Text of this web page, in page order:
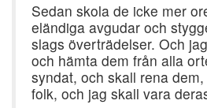
Sedan skola de icke mer
eländiga avgudar och
slags överträdelser. Och
och hämta dem från alla
syndat, och skall rena
folk, och jag skall vara